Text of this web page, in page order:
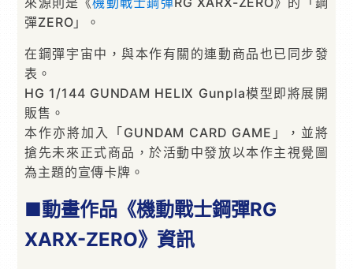
彈ZERO」。
在鋼彈宇宙中，與本作有關的連動商品也已同步發
表。
HG 1/144 GUNDAM HELIX Gunpla模型即將展開
販售。
本作亦將加入「GUNDAM CARD GAME」，並將
搶先未來正式商品，於活動中發放以本作主視覺圖
為主題的宣傳卡牌。
■動畫作品《機動戰士鋼彈RG
XARX-ZERO》資訊